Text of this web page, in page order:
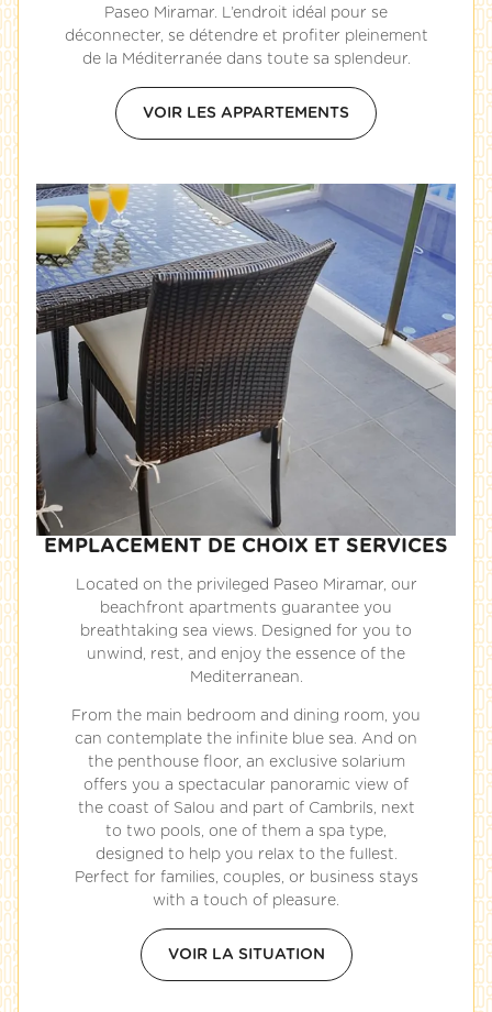
Paseo Miramar. L’endroit idéal pour se
déconnecter, se détendre et profiter pleinement
de la Méditerranée dans toute sa splendeur.
VOIR LES APPARTEMENTS
EMPLACEMENT DE CHOIX ET SERVICES
Located on the privileged Paseo Miramar, our
beachfront apartments guarantee you
breathtaking sea views. Designed for you to
unwind, rest, and enjoy the essence of the
Mediterranean.
From the main bedroom and dining room, you
can contemplate the infinite blue sea. And on
the penthouse floor, an exclusive solarium
offers you a spectacular panoramic view of
the coast of Salou and part of Cambrils, next
to two pools, one of them a spa type,
designed to help you relax to the fullest.
Perfect for families, couples, or business stays
with a touch of pleasure.
VOIR LA SITUATION